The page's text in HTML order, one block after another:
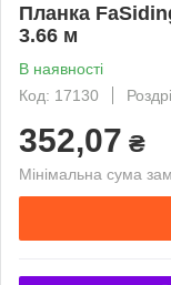
Планка
3.66 м
В наявності
Код: 17130
352,07 ₴
Мінімальна сума